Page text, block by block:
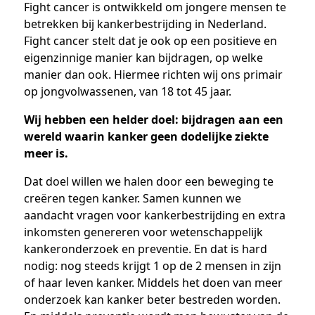
Fight cancer is ontwikkeld om jongere mensen te
betrekken bij kankerbestrijding in Nederland.
Fight cancer stelt dat je ook op een positieve en
eigenzinnige manier kan bijdragen, op welke
manier dan ook. Hiermee richten wij ons primair
op jongvolwassenen, van 18 tot 45 jaar.
Wij hebben een helder doel: bijdragen aan een
wereld waarin kanker geen dodelijke ziekte
meer is.
Dat doel willen we halen door een beweging te
creëren tegen kanker. Samen kunnen we
aandacht vragen voor kankerbestrijding en extra
inkomsten genereren voor wetenschappelijk
kankeronderzoek en preventie. En dat is hard
nodig: nog steeds krijgt 1 op de 2 mensen in zijn
of haar leven kanker. Middels het doen van meer
onderzoek kan kanker beter bestreden worden.